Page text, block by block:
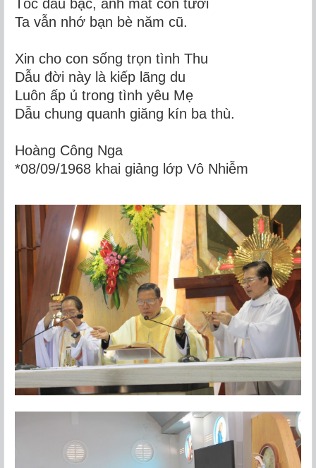
Tóc dẫu bạc, ánh mắt còn tươi
Ta vẫn nhớ bạn bè năm cũ.
Xin cho con sống trọn tình Thu
Dẫu đời này là kiếp lãng du
Luôn ấp ủ trong tình yêu Mẹ
Dẫu chung quanh giăng kín ba thù.
Hoàng Công Nga
*08/09/1968 khai giảng lớp Vô Nhiễm